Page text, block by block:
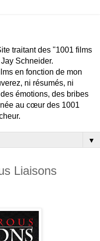
traitant des "1001 films
Schneider.
en fonction de mon
ni résumés, ni
émotions, des bribes
au cœur des 1001
▼
Liaisons